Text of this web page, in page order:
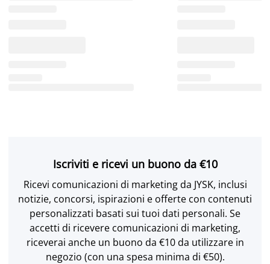
Iscriviti e ricevi un buono da €10
Ricevi comunicazioni di marketing da JYSK, inclusi
notizie, concorsi, ispirazioni e offerte con contenuti
personalizzati basati sui tuoi dati personali. Se
accetti di ricevere comunicazioni di marketing,
riceverai anche un buono da €10 da utilizzare in
negozio (con una spesa minima di €50).